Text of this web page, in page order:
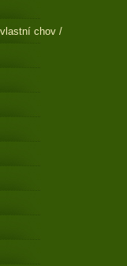
chov /